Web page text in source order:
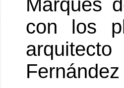
Marqués
con los